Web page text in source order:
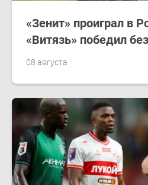
08 августа
«Зенит» проиграл в
«Витязь» победил